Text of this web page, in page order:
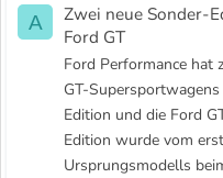
A
Zwei neue Sonder-
Ford GT
Ford Performance hat
GT-
Edition und die Ford
Edition wurde vom
Ursprungsmodells